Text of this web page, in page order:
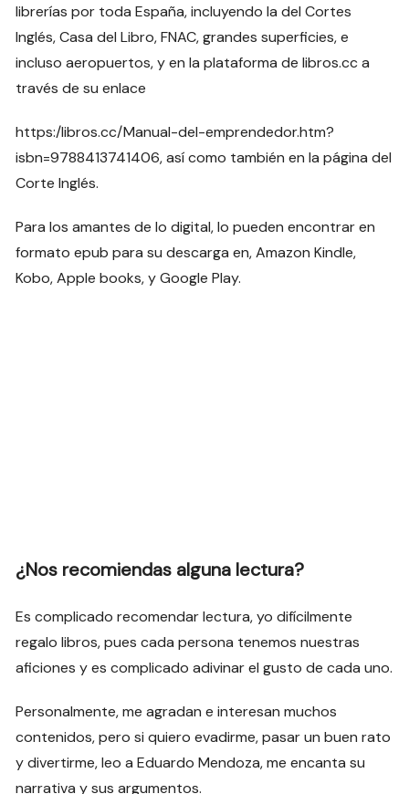
librerías por toda España, incluyendo la del Cortes
Inglés, Casa del Libro, FNAC, grandes superficies, e
incluso aeropuertos, y en la plataforma de libros.cc a
través de su enlace
https:/libros.cc/Manual-del-emprendedor.htm?
isbn=9788413741406, así como también en la página del
Corte Inglés.
Para los amantes de lo digital, lo pueden encontrar en
formato epub para su descarga en, Amazon Kindle,
Kobo, Apple books, y Google Play.
¿Nos recomiendas alguna lectura?
Es complicado recomendar lectura, yo difícilmente
regalo libros, pues cada persona tenemos nuestras
aficiones y es complicado adivinar el gusto de cada uno.
Personalmente, me agradan e interesan muchos
contenidos, pero si quiero evadirme, pasar un buen rato
y divertirme, leo a Eduardo Mendoza, me encanta su
narrativa y sus argumentos.